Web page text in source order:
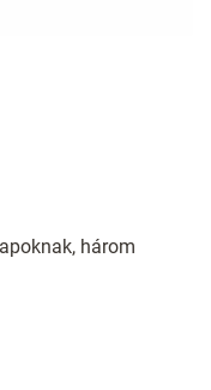
három